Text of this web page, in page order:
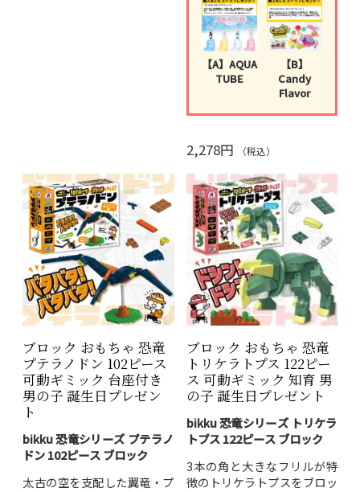
すめ≫
・お子様のお誕生日プレゼン
トに
・入園祝い・入学祝いに
・恐竜好きのお孫さんへのギ
・大人の恐竜ファンの方への
【A】AQUA
TUBE
【B】
Candy
Flavor
2,278円 （税込）
ブロック おもちゃ 恐竜
プテラノドン 102ピース
可動ギミック 台座付き
男の子 誕生日プレゼン
ト
bikku 恐竜シリーズ プテラノ
ドン 102ピース ブロック
太古の空を支配した翼竜・プ
ブロック おもちゃ 恐竜
トリケラトプス 122ピー
ス 可動ギミック 知育 男
の子 誕生日プレゼント
bikku 恐竜シリーズ トリケラ
トプス 122ピース ブロック
3本の角と大きなフリルが特
徴のトリケラトプスをブロッ